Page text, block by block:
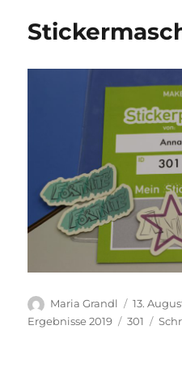
die
kids
2019
an
der
TU
Graz
Autor
Maria Grandl
am
13.
Ergebnisse 2019
301